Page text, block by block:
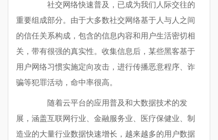
社交网络快速普及，已成为我们人际交往的
重要组成部分。由于大多数社交网络基于人与人之间
的信任关系构成，包含的信息内容和用户生活密切相
关，带有很强的真实性。收集信息后，某些黑客基于
用户网络习惯实施定向攻击，进行传播恶意程序、诈
骗等犯罪活动，命中率很高。
随着云平台的应用普及和大数据技术的发
展，涵盖互联网行业、金融服务业、医疗保健业、制
造业的大量行业数据快速增长，越来越多的用户数据